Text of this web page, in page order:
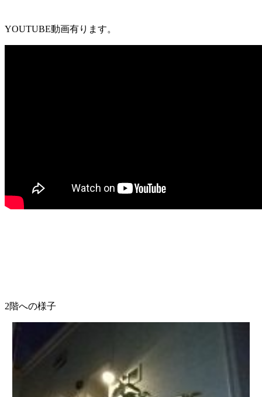
YOUTUBE動画有ります。
2階への様子